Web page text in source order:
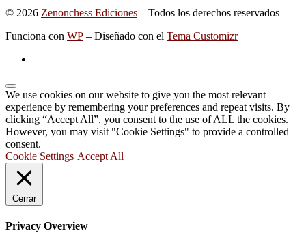
© 2026 Zenonchess Ediciones – Todos los derechos reservados
Funciona con WP – Diseñado con el Tema Customizr
We use cookies on our website to give you the most relevant
experience by remembering your preferences and repeat visits. By
clicking “Accept All”, you consent to the use of ALL the cookies.
However, you may visit "Cookie Settings" to provide a controlled
consent.
Cookie Settings Accept All
Cerrar
Privacy Overview